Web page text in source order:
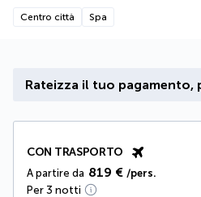
Centro città Spa
Rateizza il tuo pagamento,
CON TRASPORTO
A partire da 819 € /pers.
Per 3 notti